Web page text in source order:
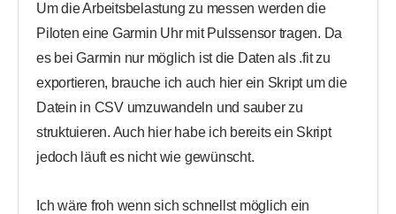
Um die Arbeitsbelastung zu messen werden die
Piloten eine Garmin Uhr mit Pulssensor tragen. Da
es bei Garmin nur möglich ist die Daten als .fit zu
exportieren, brauche ich auch hier ein Skript um die
Datein in CSV umzuwandeln und sauber zu
struktuieren. Auch hier habe ich bereits ein Skript
jedoch läuft es nicht wie gewünscht.
Ich wäre froh wenn sich schnellst möglich ein